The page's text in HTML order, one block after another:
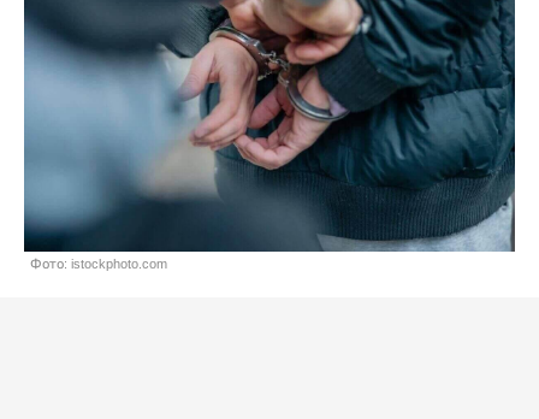
Фото: istockphoto.com